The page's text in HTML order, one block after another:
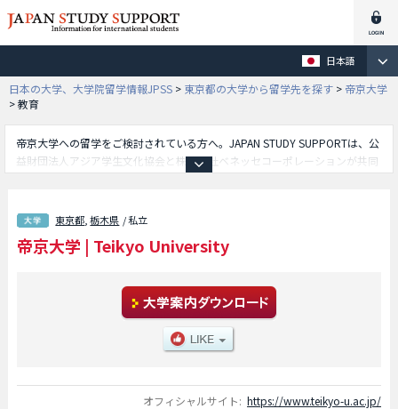
日本語
日本の大学、大学院留学情報JPSS > 東京都の大学から留学先を探す > 帝京大学
>教育
帝京大学への留学をご検討されている方へ。JAPAN STUDY SUPPORTは、公
益財団法人アジア学生文化協会と株式会社ベネッセコーポレーションが共同
報も掲載していますので、帝京大学に関する留学情報をお探しの方は是非ご
利用下さい。その他、外国人留学生募集をしている約1,300校の大学・大学
院・短大・専門学校情報も掲載しています。
東京都 ,栃木県 / 私立
帝京大学 | Teikyo University
オフィシャルサイト: https://www.teikyo-u.ac.jp/